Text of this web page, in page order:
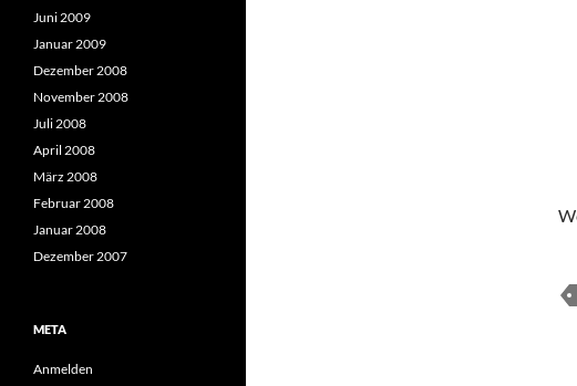
Juni 2009
Januar 2009
Dezember 2008
November 2008
Juli 2008
April 2008
März 2008
Februar 2008
Januar 2008
Dezember 2007
META
Anmelden